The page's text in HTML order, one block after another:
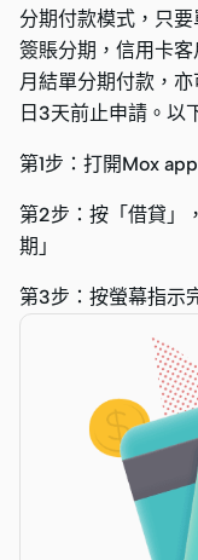
分期付款模式，只
簽賬分期，信用卡
月結單分期付款，
日3天前止申請。以
第1步：打開Mox app
第2步：按「借貸」
期」
第3步：按螢幕指示